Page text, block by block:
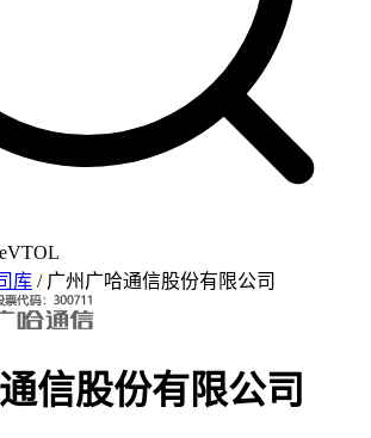
库 / 广州广哈通信股份有限公司
信股份有限公司